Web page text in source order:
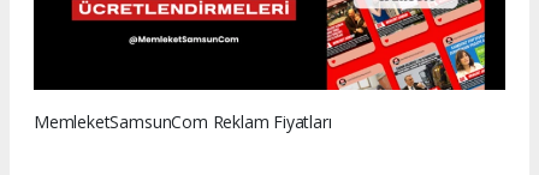
MemleketSamsunCom Reklam Fiyatları